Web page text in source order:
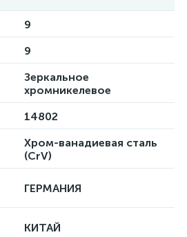
9
9
Зеркальное
хромникелевое
14802
Хром-ванадиевая сталь
(CrV)
ГЕРМАНИЯ
КИТАЙ